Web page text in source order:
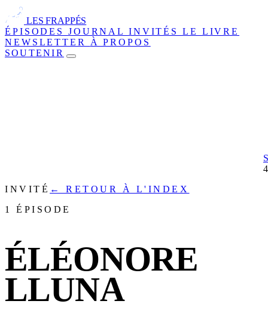
LES FRAPPÉS
ÉPISODES JOURNAL INVITÉSLE LIVRE
NEWSLETTER À PROPOS
SOUTENIR
INVITÉ ← RETOUR À L'INDEX
1 ÉPISODE
ÉLÉONORE
LLUNA